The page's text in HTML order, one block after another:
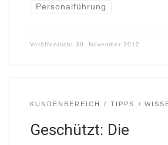
Personalführung
Veröffentlicht 30. November 2012
KUNDENBEREICH TIPPS
Geschützt: Die